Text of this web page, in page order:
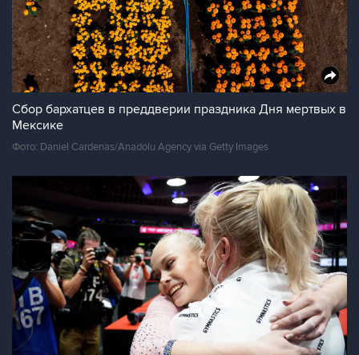
Сбор бархатцев в преддверии праздника Дня мертвых в
Мексике
Фото: Daniel Cardenas/Anadolu Agency via Getty Images